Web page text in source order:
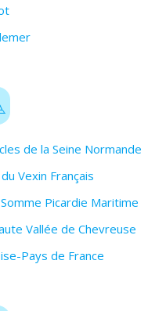
de la Seine Normande
Vexin Français
Picardie Maritime
Vallée de Chevreuse
Pays de France